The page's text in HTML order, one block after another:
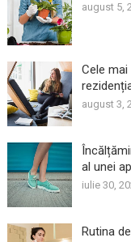
august 5,
Cele
august 3,
al unei
iulie 30,
Rutina